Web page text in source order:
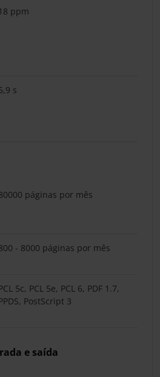
18 ppm
s
páginas por mês
- 8000 páginas por mês
5c, PCL 5e, PCL 6, PDF 1.7,
PostScript 3
e saída